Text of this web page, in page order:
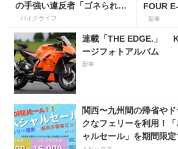
の手強い違反者「ゴネられス
トーリー」
バイクライフ
FOUR
ー！ 価
新車
連載「THE EDGE.」
ージフォトアルバム
新車
関西〜九州間の帰省や
クなフェリーを利用！
ャルセール」を期間限